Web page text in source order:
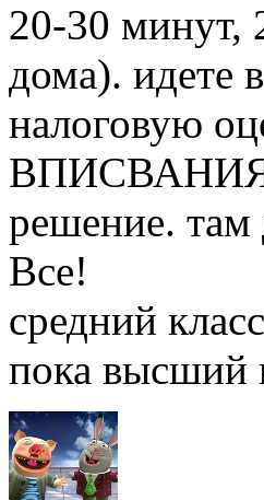
20-30 минут,
дома). идете
налоговую
ВПИСВАНИЯ
решение. там
Все!
средний
пока высший